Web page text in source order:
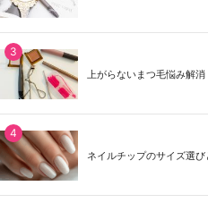
上がらないまつ毛悩み解
ネイルチップのサイズ選